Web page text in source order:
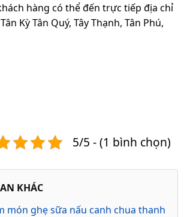
hàng có thể đến trực tiếp địa chỉ
Kỳ Tân Quý, Tây Thạnh, Tân Phú,
5/5 - (1 bình chọn)
KHÁC
món ghẹ sữa nấu canh chua thanh